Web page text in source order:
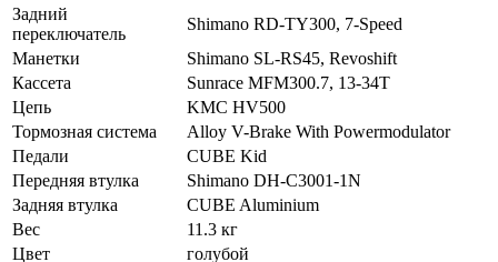
Задний
переключатель
Shimano RD-TY300, 7-Speed
Манетки
Shimano SL-RS45, Revoshift
Кассета
Sunrace MFM300.7, 13-34T
Цепь
KMC HV500
Тормозная система
Alloy V-Brake With Powermodulator
Педали
CUBE Kid
Передняя втулка
Shimano DH-C3001-1N
Задняя втулка
CUBE Aluminium
Вес
11.3 кг
Цвет
голубой